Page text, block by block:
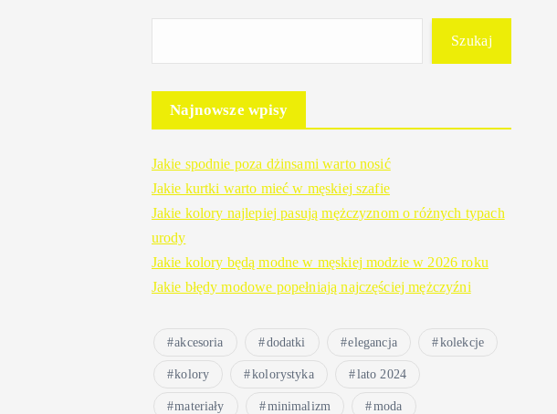
Szukaj
Najnowsze wpisy
Jakie spodnie poza dżinsami warto nosić
Jakie kurtki warto mieć w męskiej szafie
Jakie kolory najlepiej pasują mężczyznom o różnych typach
urody
Jakie kolory będą modne w męskiej modzie w 2026 roku
Jakie błędy modowe popełniają najczęściej mężczyźni
akcesoria dodatki elegancja kolekcje
kolory kolorystyka lato 2024
materiały minimalizm moda